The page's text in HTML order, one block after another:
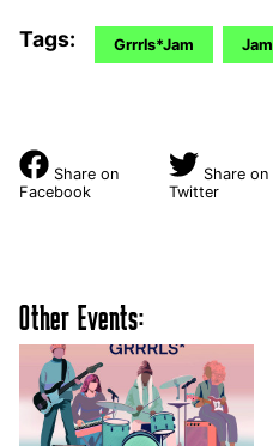
Tags: Grrrls*Jam Jam
Share on
Facebook
Share on
Twitter
Other Events: